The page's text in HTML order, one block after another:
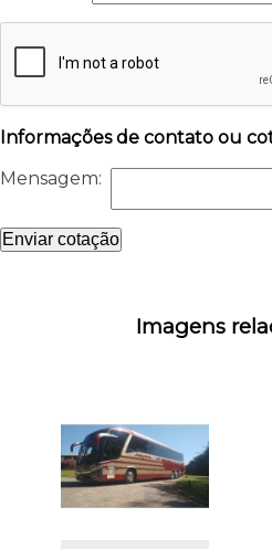
Informações de contato ou
Mensagem:
Enviar cotação
Imagens